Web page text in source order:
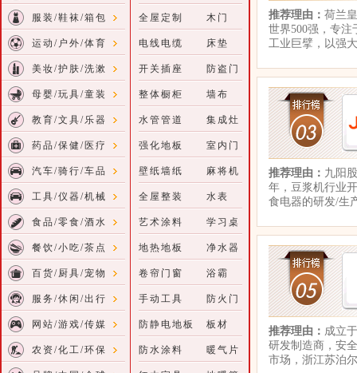
服装/鞋袜/箱包
运动/户外/体育
美妆/护肤/洗漱
母婴/玩具/童装
教育/文具/乐器
药品/保健/医疗
汽车/骑行/车品
工具/仪器/机械
食品/零食/酒水
餐饮/小吃/茶点
百货/厨具/宠物
服务/休闲/出行
网站/游戏/传媒
农资/化工/环保
全屋定制 木门
电线电缆 床垫
开关插座 防盗门
整体橱柜 墙布
水管管道 集成灶
强化地板 室内门
壁纸墙纸 麻将机
全屋整装 水表
艺术涂料 学习桌
地热地板 净水器
卷帘门窗 浴霸
手动工具 防火门
防静电地板 板材
防水涂料 暖气片
推荐理由： 荷兰
世界500强，专
工业巨擘，以强
推荐理由： 九阳
年，豆浆机行业
食电器的研发/生
推荐理由： 成立
研发制造商，安
市场，浙江苏泊